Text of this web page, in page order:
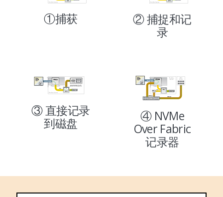
①捕获
② 捕捉和记
录
③ 直接记录
到磁盘
④ NVMe
Over Fabric
记录器